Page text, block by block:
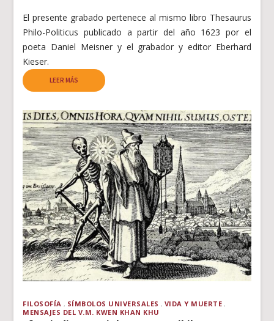
El presente grabado pertenece al mismo libro Thesaurus
Philo-Politicus publicado a partir del año 1623 por el
poeta Daniel Meisner y el grabador y editor Eberhard
Kieser.
LEER MÁS
FILOSOFÍA SÍMBOLOS UNIVERSALES
VIDA Y MUERTE
MENSAJES DEL V.M. KWEN KHAN KHU